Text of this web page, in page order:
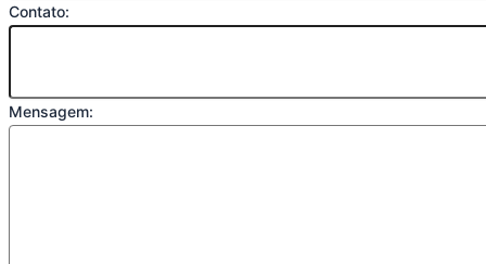
Contato:
Mensagem: